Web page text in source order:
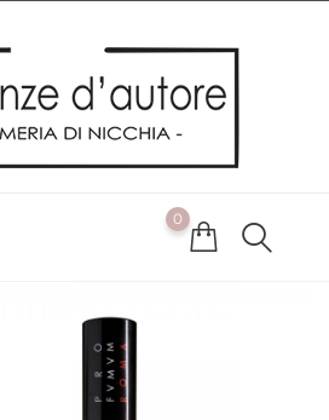
la migliore esperienza possibile
su OK, acconsenti alla nostra
modificare le tue preferenze sui
0